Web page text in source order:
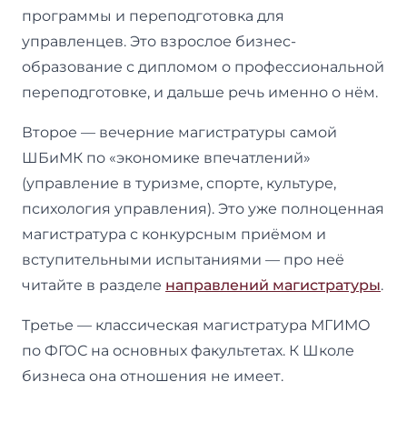
программы и переподготовка для
управленцев. Это взрослое бизнес-
образование с дипломом о профессиональной
переподготовке, и дальше речь именно о нём.
Второе — вечерние магистратуры самой
ШБиМК по «экономике впечатлений»
(управление в туризме, спорте, культуре,
психология управления). Это уже полноценная
магистратура с конкурсным приёмом и
вступительными испытаниями — про неё
читайте в разделе направлений магистратуры.
Третье — классическая магистратура МГИМО
по ФГОС на основных факультетах. К Школе
бизнеса она отношения не имеет.